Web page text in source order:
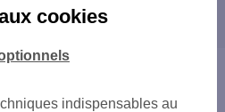
villes à proximité
cookies
indispensables au